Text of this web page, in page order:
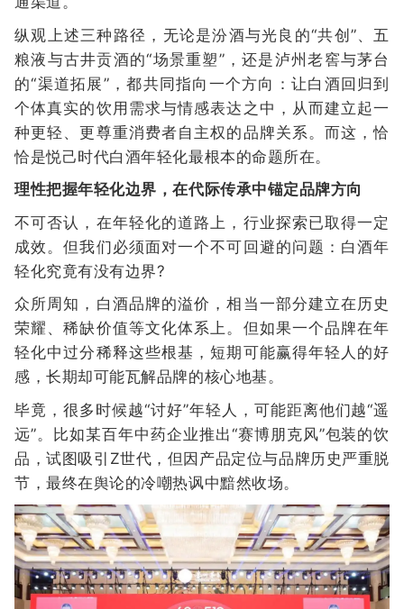
纵观上述三种路径，无论是汾酒与光良的“共创”、五
粮液与古井贡酒的“场景重塑”，还是泸州老窖与茅台
的“渠道拓展”，都共同指向一个方向：让白酒回归到
个体真实的饮用需求与情感表达之中，从而建立起一
种更轻、更尊重消费者自主权的品牌关系。而这，恰
恰是悦己时代白酒年轻化最根本的命题所在。
理性把握年轻化边界，在代际传承中锚定品牌方向
不可否认，在年轻化的道路上，行业探索已取得一定
成效。但我们必须面对一个不可回避的问题：白酒年
轻化究竟有没有边界?
众所周知，白酒品牌的溢价，相当一部分建立在历史
荣耀、稀缺价值等文化体系上。但如果一个品牌在年
轻化中过分稀释这些根基，短期可能赢得年轻人的好
感，长期却可能瓦解品牌的核心地基。
毕竟，很多时候越“讨好”年轻人，可能距离他们越“遥
远”。比如某百年中药企业推出“赛博朋克风”包装的饮
品，试图吸引Z世代，但因产品定位与品牌历史严重脱
节，最终在舆论的冷嘲热讽中黯然收场。